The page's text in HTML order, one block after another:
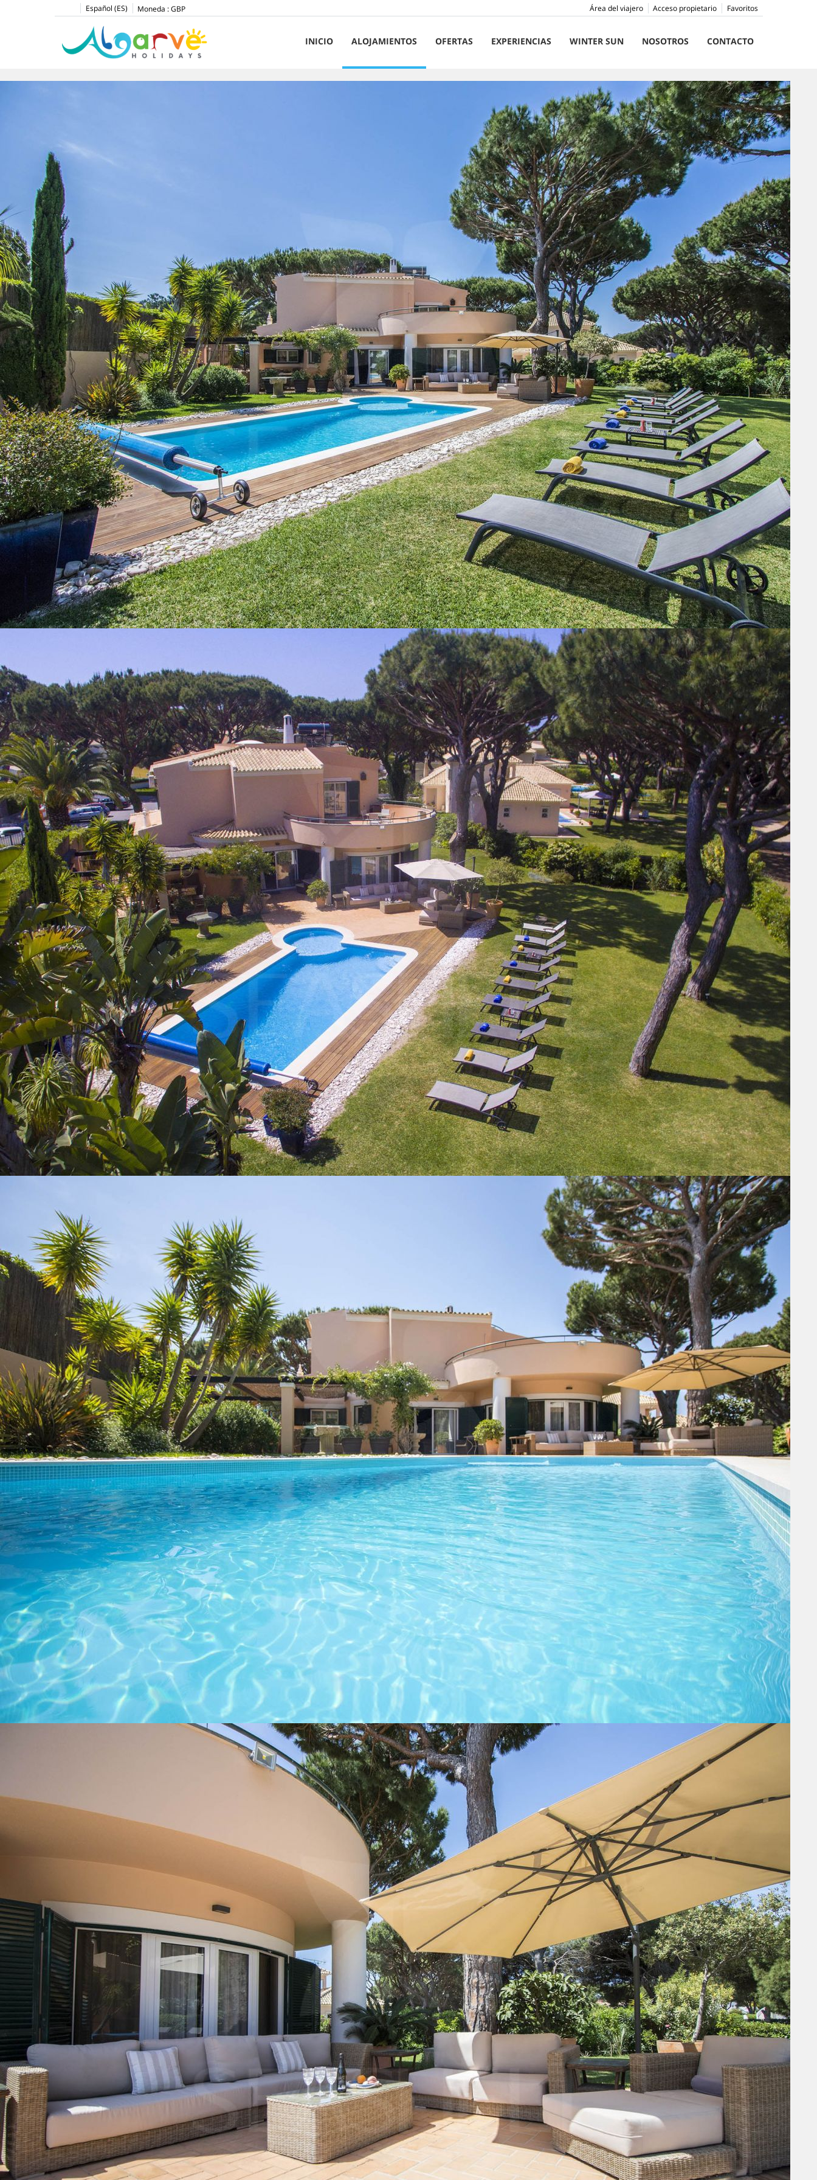
Español (ES) Moneda : GBP Favoritos
Acceso propietario
Área del viajero
INICIO ALOJAMIENTOS OFERTAS EXPERIENCIAS WINTER SUN NOSOTROS CONTACTO